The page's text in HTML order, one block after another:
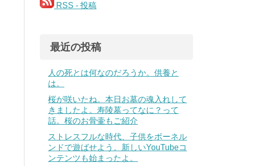
RSS - 投稿
最近の投稿
人の死とは何なのだろうか。供養と
は。
桜が咲いたね。本日お墓の魂入れして
きましたよ。寿陵墓ってなに？って
話。桜のお骨壷もご紹介
ストレスフルな時代、子供をボーネル
ンドで遊ばせよう。新しいYouTubeコ
ンテンツも始まったよ。